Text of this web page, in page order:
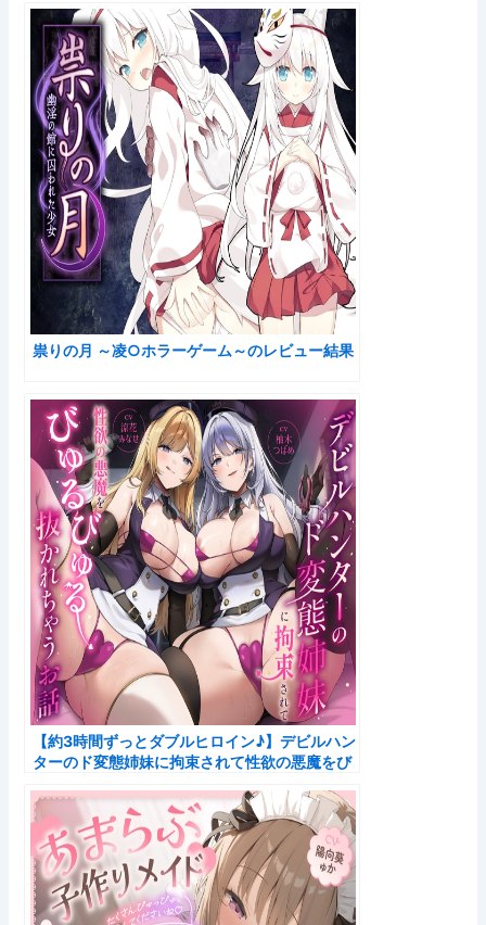
祟りの月 ～凌○ホラーゲーム～のレビュー結果
【約3時間ずっとダブルヒロイン♪】デビルハン
ターのド変態姉妹に拘束されて性欲の悪魔をび
淫乱…